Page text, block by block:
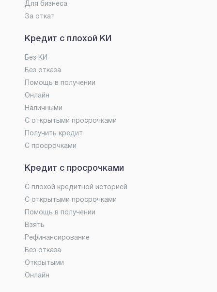
Для бизнеса
За откат
Кредит с плохой КИ
Без КИ
Без отказа
Помощь в получении
Онлайн
Наличными
С открытыми просрочками
Получить кредит
С просрочками
Кредит с просрочками
С плохой кредитной историей
С открытыми просрочками
Помощь в получении
Взять
Рефинансирование
Без отказа
Открытыми
Онлайн